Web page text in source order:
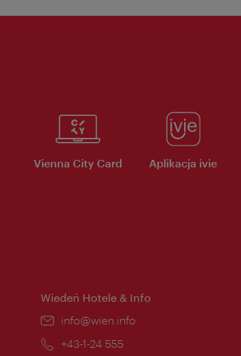
Vienna City Card Aplikacja ivie
Wiedeń Hotele & Info
E-
info@wien.info
Telefon:
+43-1-24 555